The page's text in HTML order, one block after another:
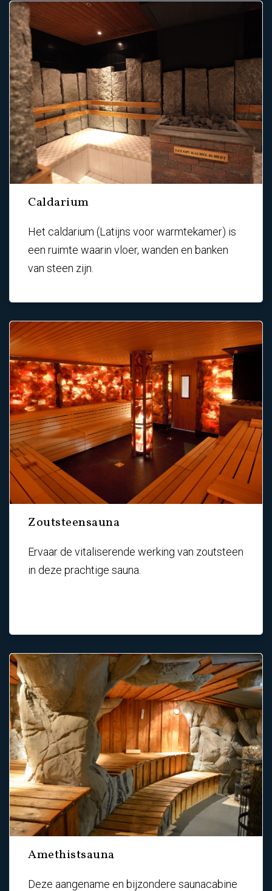
Caldarium
Het caldarium (Latijns voor warmtekamer) is
een ruimte waarin vloer, wanden en banken
van steen zijn.
Zoutsteensauna
Ervaar de vitaliserende werking van zoutsteen
in deze prachtige sauna.
Amethistsauna
Deze aangename en bijzondere saunacabine